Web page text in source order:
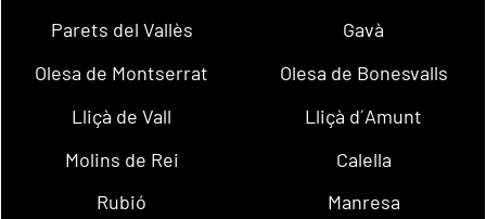
Parets del Vallès
Gavà
Olesa de Montserrat
Olesa de Bonesvalls
Lliçà de Vall
Lliçà d´Amunt
Molins de Rei
Calella
Rubió
Manresa